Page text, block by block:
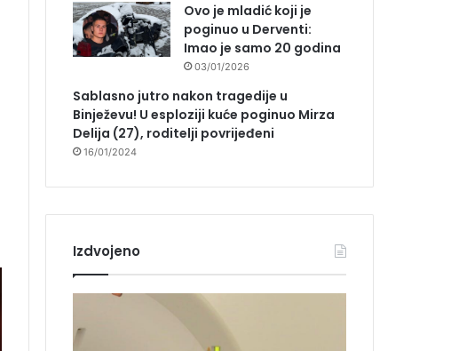
Ovo je mladić koji je
poginuo u Derventi:
Imao je samo 20 godina
03/01/2026
Sablasno jutro nakon tragedije u
Binježevu! U esploziji kuće poginuo Mirza
Delija (27), roditelji povrijeđeni
16/01/2024
Izdvojeno